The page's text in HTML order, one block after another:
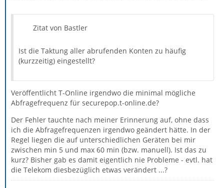
Zitat von Bastler
Ist die Taktung aller abrufenden Konten zu häufig
(kurzzeitig) eingestellt?
Veröffentlicht T-Online irgendwo die minimal mögliche
Abfragefrequenz für securepop.t-online.de?
Der Fehler tauchte nach meiner Erinnerung auf, ohne dass
ich die Abfragefrequenzen irgendwo geändert hätte. In der
Regel liegen die auf unterschiedlichen Geräten bei mir
zwischen min 5 und max 60 min (bzw. manuell). Ist das zu
kurz? Bisher gab es damit eigentlich nie Probleme - evtl. hat
die Telekom diesbezüglich etwas verändert ...?